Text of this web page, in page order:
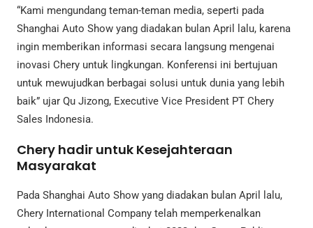
“Kami mengundang teman-teman media, seperti pada
Shanghai Auto Show yang diadakan bulan April lalu, karena
ingin memberikan informasi secara langsung mengenai
inovasi Chery untuk lingkungan. Konferensi ini bertujuan
untuk mewujudkan berbagai solusi untuk dunia yang lebih
baik” ujar Qu Jizong, Executive Vice President PT Chery
Sales Indonesia.
Chery hadir untuk Kesejahteraan
Masyarakat
Pada Shanghai Auto Show yang diadakan bulan April lalu,
Chery International Company telah memperkenalkan